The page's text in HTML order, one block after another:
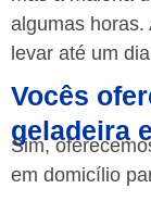
algumas horas.
levar até um
Vocês
geladeira
Sim,
em domicílio